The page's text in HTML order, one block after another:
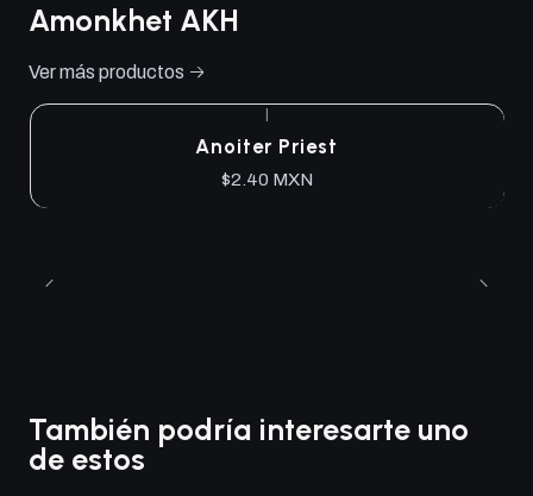
Amonkhet AKH
Ver más productos
Anoiter Priest
$2.40 MXN
También podría interesarte uno
de estos